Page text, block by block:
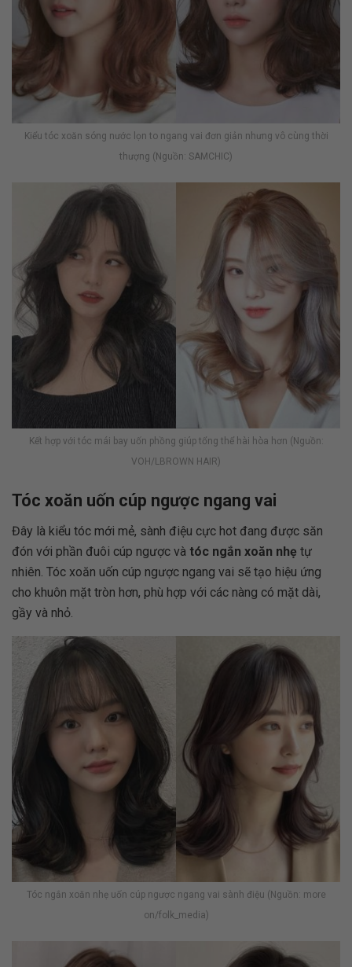
Kiểu tóc xoăn sóng nước lọn to ngang vai đơn giản nhưng vô cùng thời
thượng (Nguồn: SAMCHIC)
Kết hợp với tóc mái bay uốn phồng giúp tổng thể hài hòa hơn (Nguồn:
VOH/LBROWN HAIR)
Tóc xoăn uốn cúp ngược ngang vai
Đây là kiểu tóc mới mẻ, sành điệu cực hot đang được săn
đón với phần đuôi cúp ngược và tóc ngắn xoăn nhẹ tự
nhiên. Tóc xoăn uốn cúp ngược ngang vai sẽ tạo hiệu ứng
cho khuôn mặt tròn hơn, phù hợp với các nàng có mặt dài,
gầy và nhỏ.
Tóc ngắn xoăn nhẹ uốn cúp ngược ngang vai sành điệu (Nguồn: more
on/folk_media)